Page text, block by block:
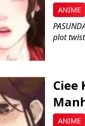
ANIME
plot
ANIME
Ciee